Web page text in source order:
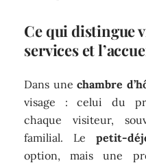
Ce qui distingue
services et
Dans unechambre
visage : celui du
chaque visiteur,
familial. Le petit-
option, mais une